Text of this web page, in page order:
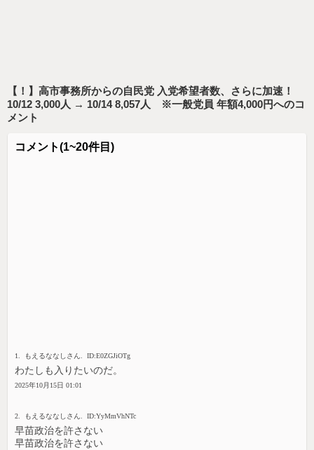
【！】高市事務所からの自民党 入党希望者数、さらに加速！
10/12 3,000人 → 10/14 8,057人 ※一般党員 年額4,000円へのコ
メント
コメント(1~20件目)
1. もえるななしさん. ID:E0ZGJiOTg
わたしも入りたいのだ。
2025年10月15日 01:01
2. もえるななしさん. ID:YyMmVhNTc
早苗政治を許さない
早苗政治を許さない